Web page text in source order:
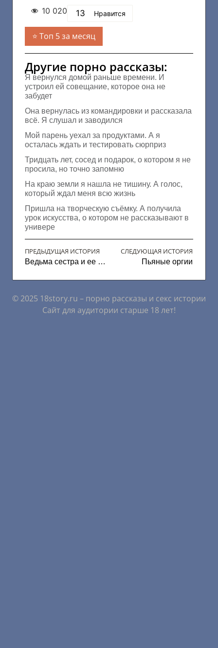
10 020 13 Нравится
Топ 5 за месяц
Другие порно рассказы:
Я вернулся домой раньше времени. И
устроил ей совещание, которое она не
забудет
Она вернулась из командировки и рассказала
всё. Я слушал и заводился
Мой парень уехал за продуктами. А я
осталась ждать и тестировать сюрприз
Тридцать лет, сосед и подарок, о котором я не
просила, но точно запомню
На краю земли я нашла не тишину. А голос,
который ждал меня всю жизнь
Пришла на творческую съёмку. А получила
урок искусства, о котором не рассказывают в
универе
ПРЕДЫДУЩАЯ ИСТОРИЯ
Ведьма сестра и ее кольцо
СЛЕДУЮЩАЯ ИСТОРИЯ
Пьяные оргии
© 2025 18story.ru – порно рассказы и секс истории
Сайт для аудитории старше 18 лет!